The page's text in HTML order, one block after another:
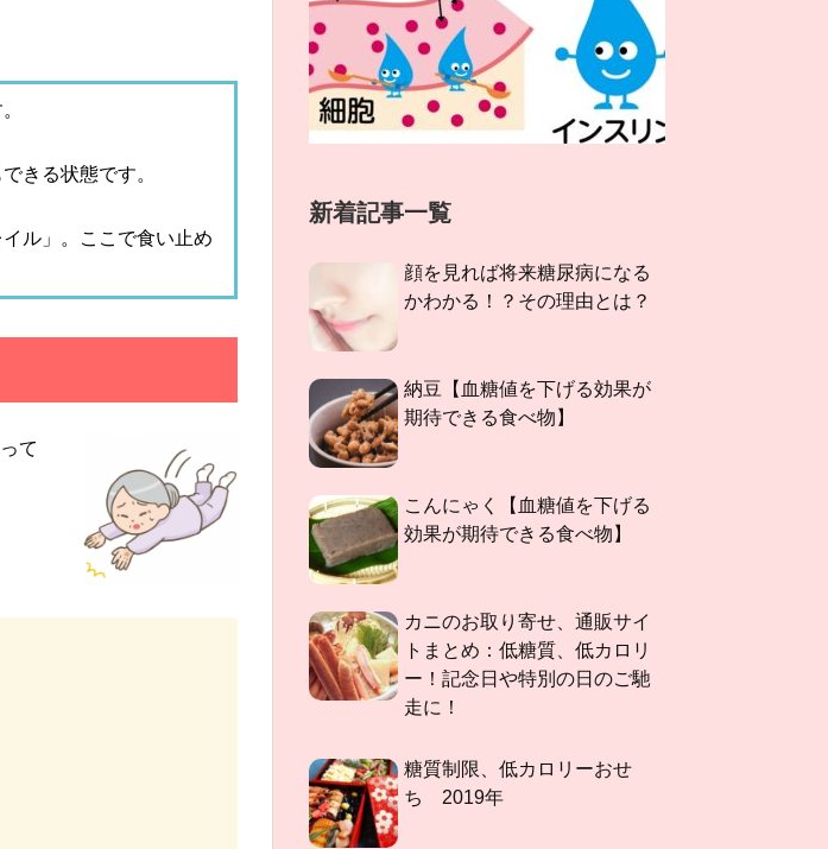
きる状態です。
ル」。ここで食い止め
て
新着記事一覧
顔を見れば将来糖尿病になる
かわかる！？その理由とは？
納豆【血糖値を下げる効果が
期待できる食べ物】
こんにゃく【血糖値を下げる
効果が期待できる食べ物】
カニのお取り寄せ、通販サイ
トまとめ：低糖質、低カロリ
ー！記念日や特別の日のご馳
走に！
糖質制限、低カロリーおせ
ち 2019年